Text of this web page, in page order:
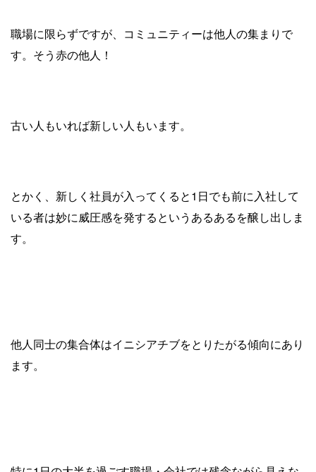
職場に限らずですが、コミュニティーは他人の集まりで
す。そう赤の他人！
古い人もいれば新しい人もいます。
とかく、新しく社員が入ってくると1日でも前に入社して
いる者は妙に威圧感を発するというあるあるを醸し出しま
す。
他人同士の集合体はイニシアチブをとりたがる傾向にあり
ます。